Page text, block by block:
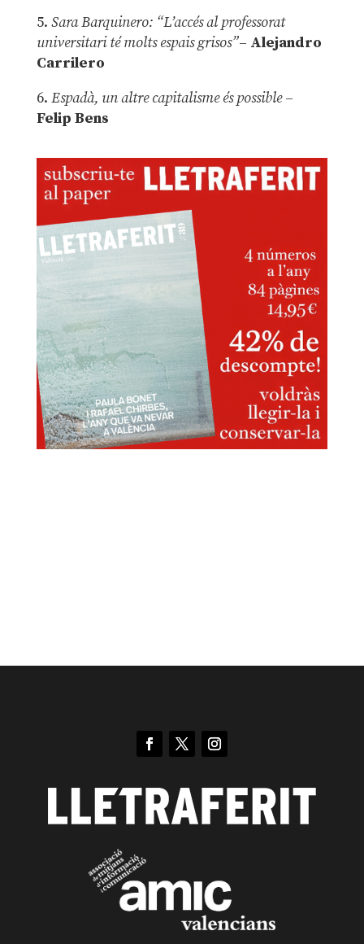
5. Sara Barquinero: “L’accés al professorat
universitari té molts espais grisos”– Alejandro
Carrilero
6. Espadà, un altre capitalisme és possible –
Felip Bens